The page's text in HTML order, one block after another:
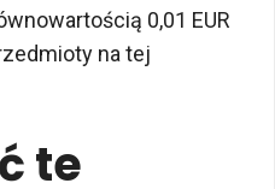
0,01 EUR
na tej
te